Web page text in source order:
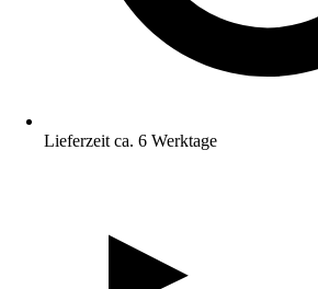
Lieferzeit ca. 6 Werktage